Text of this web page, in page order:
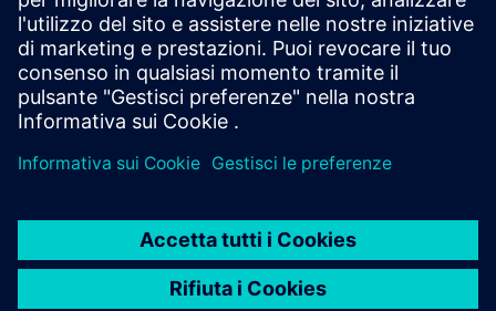
cambio e ridurre il consumo di energia. I test virtuali
supportano una pianificazione igienica ed efficiente del
layout senza interrompere le operazioni.